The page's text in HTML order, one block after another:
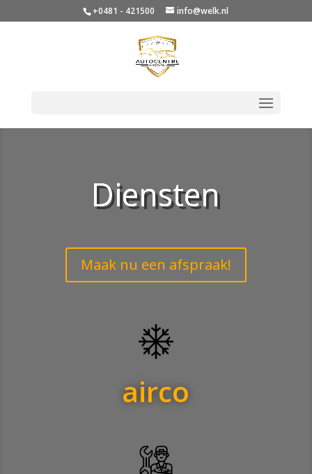
+0481 - 421500 info@welk.nl
Diensten
Maak nu een afspraak!
airco